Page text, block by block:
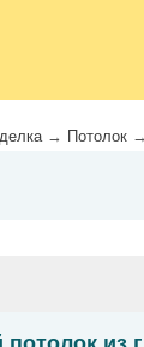
→ Потолок →